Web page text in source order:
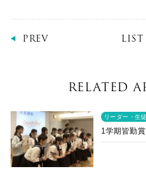
PREV LIST
RELATED
リーダー・生
1学期皆勤賞